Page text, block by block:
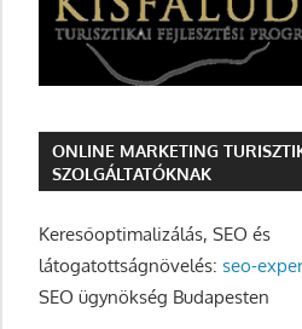
ONLINE MARKETING
SZOLGÁLTATÓKNAK
Keresőoptimalizálás, SEO és
látogatottságnövelés: seo-
SEO ügynökség Budapesten